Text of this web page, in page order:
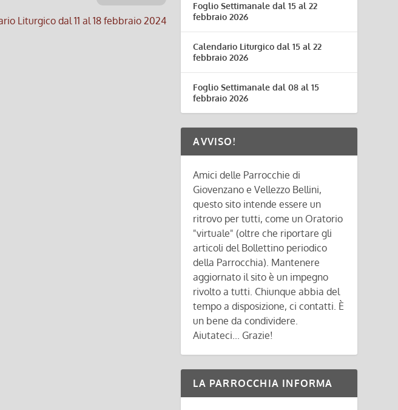
Liturgico dal 11 al 18 febbraio 2024
Foglio Settimanale dal 15 al 22
febbraio 2026
Calendario Liturgico dal 15 al 22
febbraio 2026
Foglio Settimanale dal 08 al 15
febbraio 2026
AVVISO!
Amici delle Parrocchie di
Giovenzano e Vellezzo Bellini,
questo sito intende essere un
ritrovo per tutti, come un Oratorio
"virtuale" (oltre che riportare gli
articoli del Bollettino periodico
della Parrocchia). Mantenere
aggiornato il sito è un impegno
rivolto a tutti. Chiunque abbia del
tempo a disposizione, ci contatti. È
un bene da condividere.
Aiutateci... Grazie!
LA PARROCCHIA INFORMA